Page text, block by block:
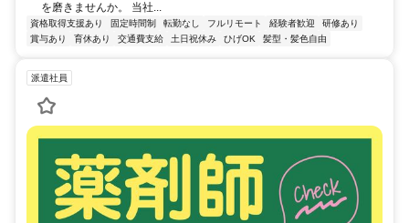
を磨きませんか。 当社...
資格取得支援あり 固定時間制 転勤なし フルリモート 経験者歓迎
研修あり
賞与あり
育休あり 交通費支給 土日祝休み ひげOK 髪型・髪色自由
派遣社員